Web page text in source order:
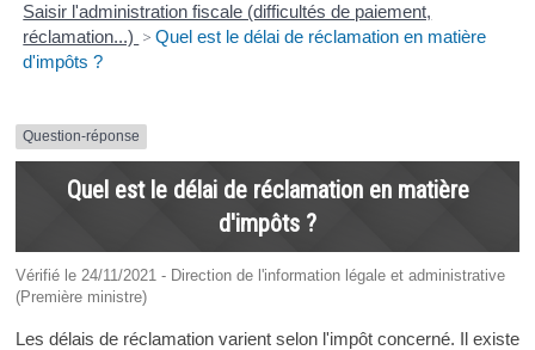
Saisir l'administration fiscale (difficultés de paiement,
réclamation...) > Quel est le délai de réclamation en matière
d'impôts ?
Question-réponse
Quel est le délai de réclamation en matière
d'impôts ?
Vérifié le 24/11/2021 - Direction de l'information légale et administrative
(Première ministre)
Les délais de réclamation varient selon l'impôt concerné. Il existe